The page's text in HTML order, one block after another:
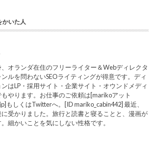
かいた人
オランダ在住のフリーライター＆Webディレクタ
ルを問わないSEOライティングが得意です。ディ
ンはLP・採用サイト・企業サイト・オウンドメディ
もやります。お仕事のご依頼は[marikoアット
もしくはTwitterへ。[ID mariko_cabin442] 最近、
受かりました。旅行と読書と寝ることと、漫画が
細かいことを気にしない性格です。